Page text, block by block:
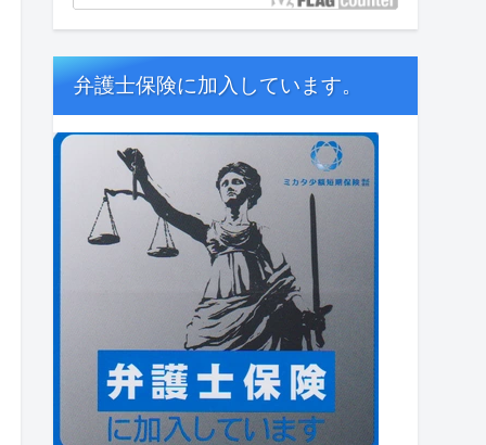
弁護士保険に加入しています。